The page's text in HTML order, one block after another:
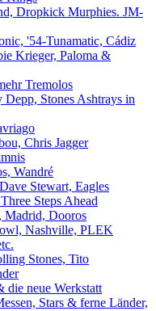
Dropkick Murphies. JM-
'54-Tunamatic, Cádiz
Krieger, Paloma &
Tremolos
Stones Ashtrays in
Chris Jagger
Wandré
Stewart, Eagles
Steps Ahead
Madrid, Dooros
Nashville, PLEK
Stones, Tito
die neue Werkstatt
Stars & ferne Länder,